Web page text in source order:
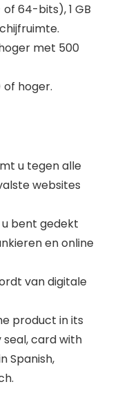
of 64-bits), 1 GB
met 500
of hoger.
u tegen alle
websites
bent gedekt
en online
van digitale
product in its
card with
Spanish,